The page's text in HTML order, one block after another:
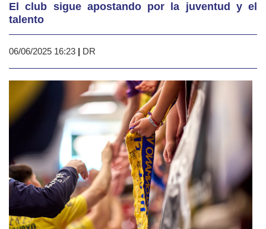
El club sigue apostando por la juventud y el
talento
06/06/2025 16:23 | DR